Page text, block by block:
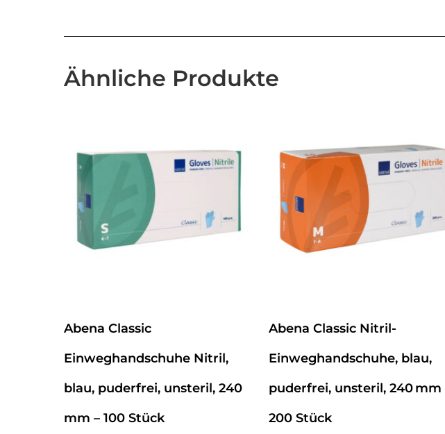
Ähnliche Produkte
Abena Classic
Einweghandschuhe Nitril,
blau, puderfrei, unsteril, 240
mm – 100 Stück
Abena Classic Nitril-
Einweghandschuhe, blau,
puderfrei, unsteril, 240 mm
200 Stück